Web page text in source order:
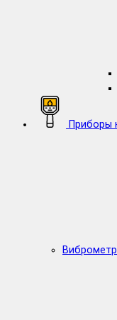
Приборы